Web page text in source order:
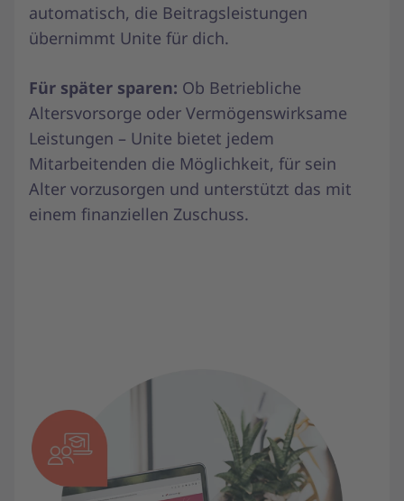
automatisch, die Beitragsleistungen
übernimmt Unite für dich.
Für später sparen: Ob Betriebliche
Altersvorsorge oder Vermögenswirksame
Leistungen – Unite bietet jedem
Mitarbeitenden die Möglichkeit, für sein
Alter vorzusorgen und unterstützt das mit
einem finanziellen Zuschuss.